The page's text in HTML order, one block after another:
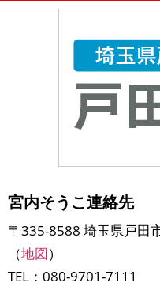
宮内そうこ連絡先
〒335-8588 埼玉県戸田
（地図）
TEL：080-9701-7111